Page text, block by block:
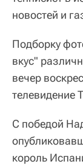
новостей и
Подборку
вкус"
вечер
телевидение
С победой
король